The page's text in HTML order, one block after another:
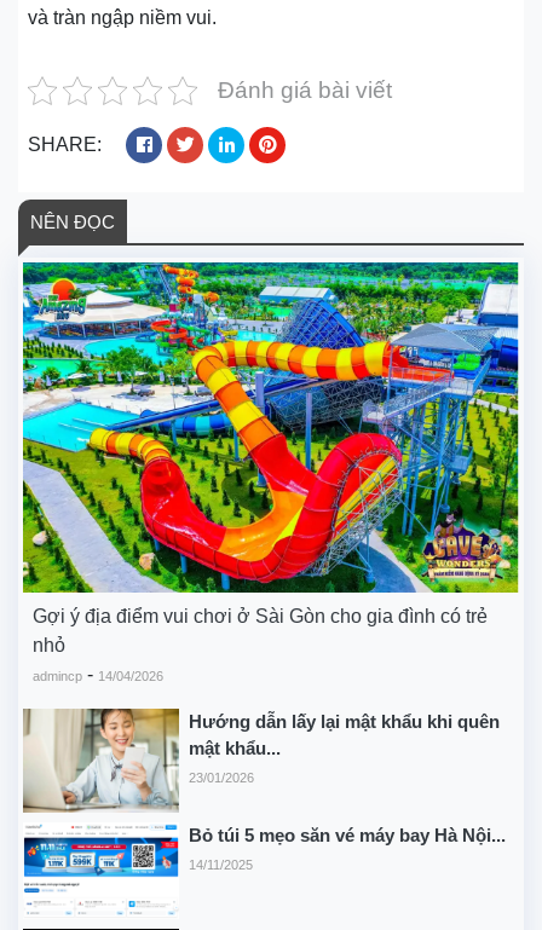
và tràn ngập niềm vui.
Đánh giá bài viết
SHARE:
NÊN ĐỌC
Gợi ý địa điểm vui chơi ở Sài Gòn cho gia đình có trẻ
nhỏ
admincp - 14/04/2026
Hướng dẫn lấy lại mật khẩu khi quên
mật khẩu...
23/01/2026
Bỏ túi 5 mẹo săn vé máy bay Hà Nội...
14/11/2025